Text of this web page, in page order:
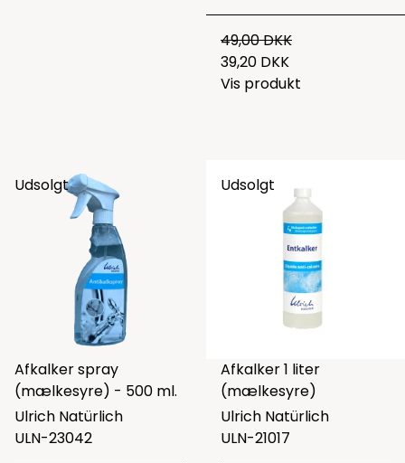
49,00 DKK
39,20 DKK
Vis produkt
Udsolgt
Afkalker spray
(mælkesyre) - 500 ml.
Ulrich Natürlich
ULN-23042
Udsolgt
Afkalker 1 liter
(mælkesyre)
Ulrich Natürlich
ULN-21017